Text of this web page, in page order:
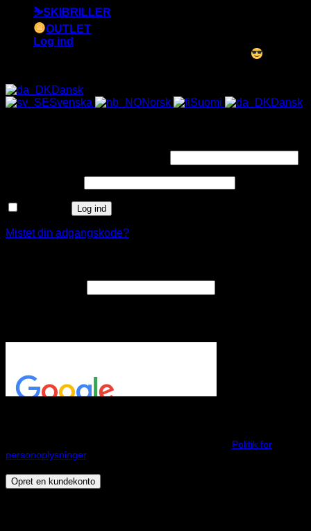
⛷️SKIBRILLER
OUTLET
Log ind
Dansk
Svenska
Norsk Suomi Dansk
Log ind
Mistet din adgangskode?
Politik for
personoplysninger.
Opret en kundekonto